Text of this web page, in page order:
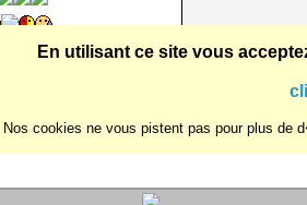
En utilisant ce site vous
Nos cookies ne vous pistent pas pour plus